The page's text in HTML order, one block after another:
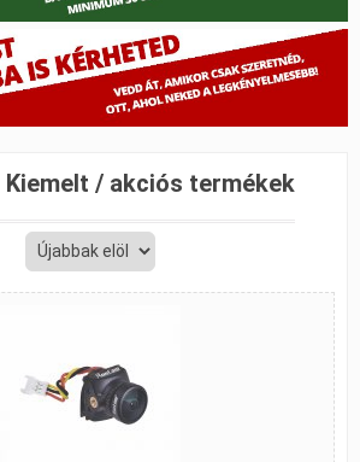
Kiemelt / akciós termékek